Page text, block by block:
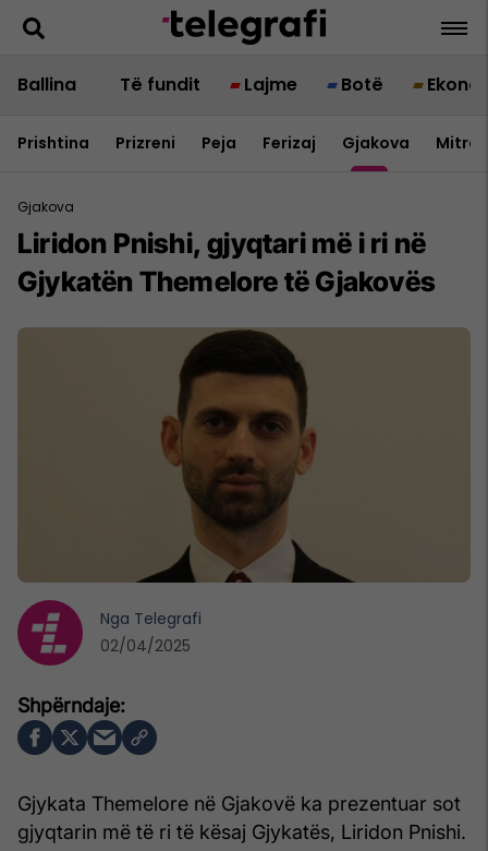
Ballina Të fundit Lajme Botë
Prishtina Prizreni Peja Ferizaj Gjakova
Gjakova
Liridon Pnishi, gjyqtari më i ri në
Gjykatën Themelore të Gjakovës
Gjykata Themelore në Gjakovë ka prezentuar sot
gjyqtarin më të ri të kësaj Gjykatës, Liridon Pnishi.
Nga Telegrafi
02/04/2025